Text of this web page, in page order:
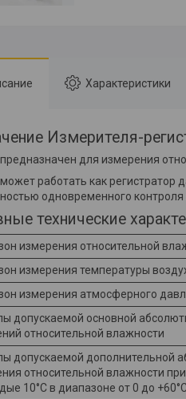
Характеристики
Измерителя-
для измерения
работать как регистратор
одновременного
технические
измерения относительной
измерения температуры
измерения атмосферного
допускаемой основной
относительной влажности
допускаемой дополнительной
относительной влажности
10°С в диапазоне от 0 до +60°С